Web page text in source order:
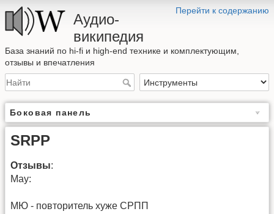
Перейти к содержанию
Аудио-
википедия
База знаний по hi-fi и high-end технике и комплектующим,
отзывы и впечатления
Боковая панель
SRPP
Отзывы:
May:
МЮ - повторитель хуже СРПП